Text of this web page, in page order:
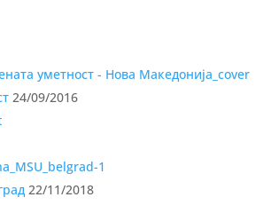
24/09/2016
22/11/2018